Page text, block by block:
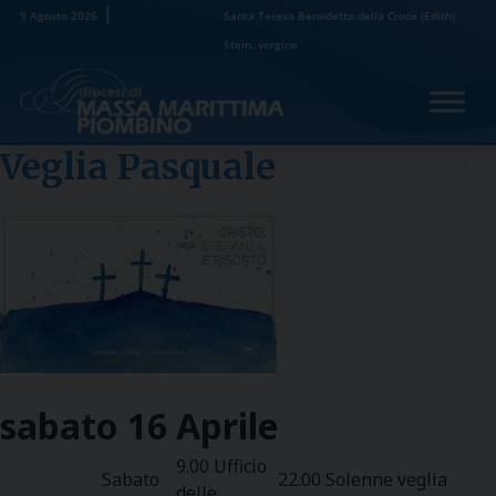
Skip9 Agosto 2026
Santa Teresa Benedetta della Croce (Edith)
Stein, vergine
Veglia Pasquale
sabato 16 Aprile
Sabato
9.00 Ufficio
22.00 Solenne veglia